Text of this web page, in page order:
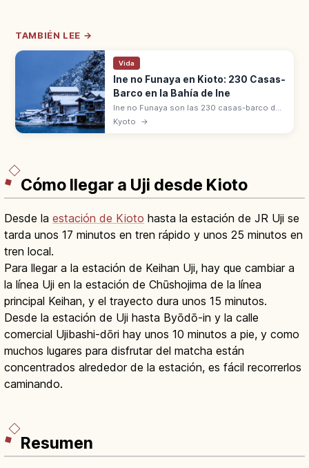
TAMBIÉN LEE →
Vida
Ine no Funaya en Kioto: 230 Casas-
Barco en la Bahía de Ine
Ine no Funaya son las 230 casas-barco de
la bahía de Ine, al norte de Kioto. Distrito de
Conservación desde 2005, acceso vía
Kyoto →
Cómo llegar a Uji desde Kioto
Desde la estación de Kioto hasta la estación de JR Uji se
tarda unos 17 minutos en tren rápido y unos 25 minutos en
tren local.
Para llegar a la estación de Keihan Uji, hay que cambiar a
la línea Uji en la estación de Chūshojima de la línea
principal Keihan, y el trayecto dura unos 15 minutos.
Desde la estación de Uji hasta Byōdō-in y la calle
comercial Ujibashi-dōri hay unos 10 minutos a pie, y como
muchos lugares para disfrutar del matcha están
concentrados alrededor de la estación, es fácil recorrerlos
caminando.
Resumen